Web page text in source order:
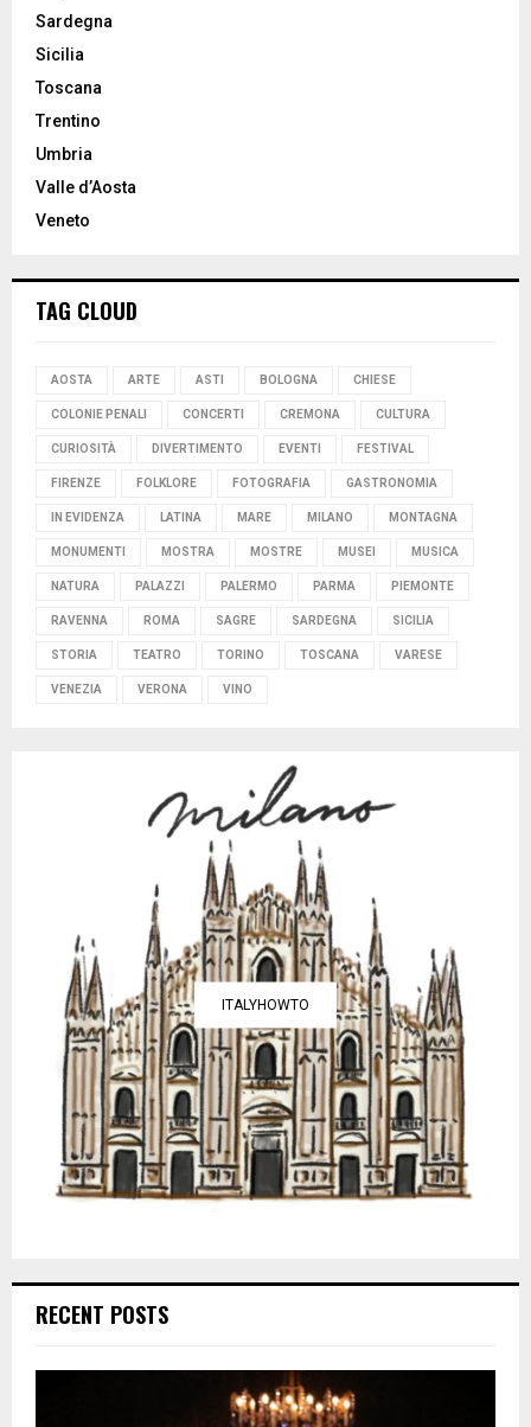
Sardegna
Sicilia
Toscana
Trentino
Umbria
Valle d’Aosta
Veneto
TAG CLOUD
AOSTA ARTE ASTI BOLOGNA CHIESE
COLONIE PENALI CONCERTI CREMONA CULTURA
CURIOSITÀ DIVERTIMENTO EVENTI FESTIVAL
FIRENZE FOLKLORE FOTOGRAFIA GASTRONOMIA
IN EVIDENZA LATINA MARE MILANO MONTAGNA
MONUMENTI MOSTRA MOSTRE MUSEI MUSICA
NATURA PALAZZI PALERMO PARMA PIEMONTE
RAVENNA ROMA SAGRE SARDEGNA SICILIA
STORIA TEATRO TORINO TOSCANA VARESE
VENEZIA VERONA VINO
ITALYHOWTO
RECENT POSTS